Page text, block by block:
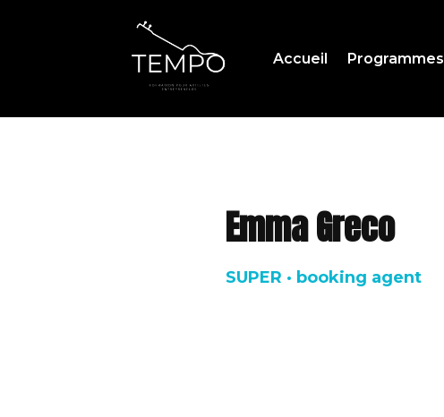
Accueil Programmes
Emma Greco
SUPER · booking agent